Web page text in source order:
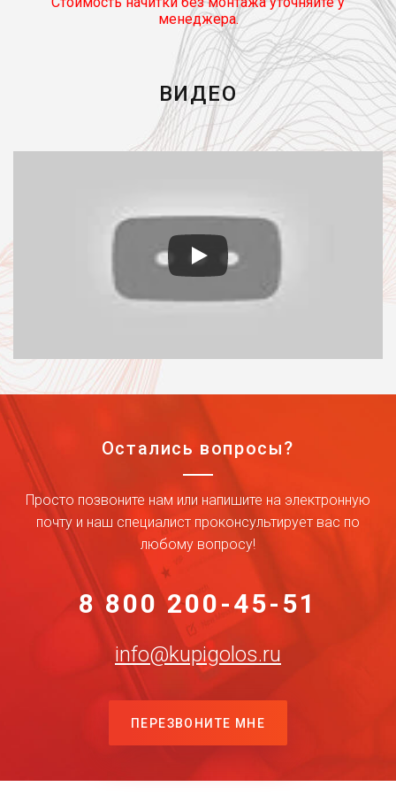
менеджера.
ВИДЕО
Остались вопросы?
Просто позвоните нам или напишите на электронную
почту и наш специалист проконсультирует вас по
любому вопросу!
8 800 200-45-51
info@kupigolos.ru
ПЕРЕЗВОНИТЕ МНЕ